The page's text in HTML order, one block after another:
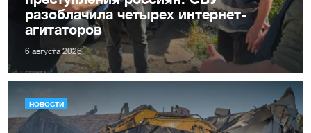
разоблачила четырех интернет-
агитаторов
6 августа 2026
НОВОСТИ